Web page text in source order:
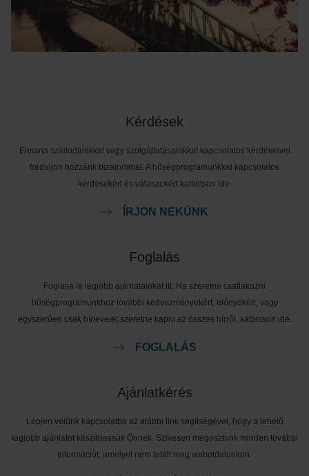
Kérdések
Ensana szállodáinkkal vagy szolgáltatásainkkal kapcsolatos kérdéseivel
forduljon hozzánk bizalommal. A hűségprogramunkkal kapcsolatos
kérdésekért és válaszokért kattintson ide.
ÍRJON NEKÜNK
Foglalás
Foglalja le legjobb ajánlatainkat itt. Ha szeretne csatlakozni
hűségprogramunkhoz további kedvezményekért, előnyökért, vagy
egyszerűen csak hírlevelet szeretne kapni az összes hírről, kattintson ide.
FOGLALÁS
Ajánlatkérés
Lépjen velünk kapcsolatba az alábbi link segítségével, hogy a lehető
legjobb ajánlatot készíthessük Önnek. Szívesen megosztunk minden további
információt, amelyet nem talált meg weboldalunkon.